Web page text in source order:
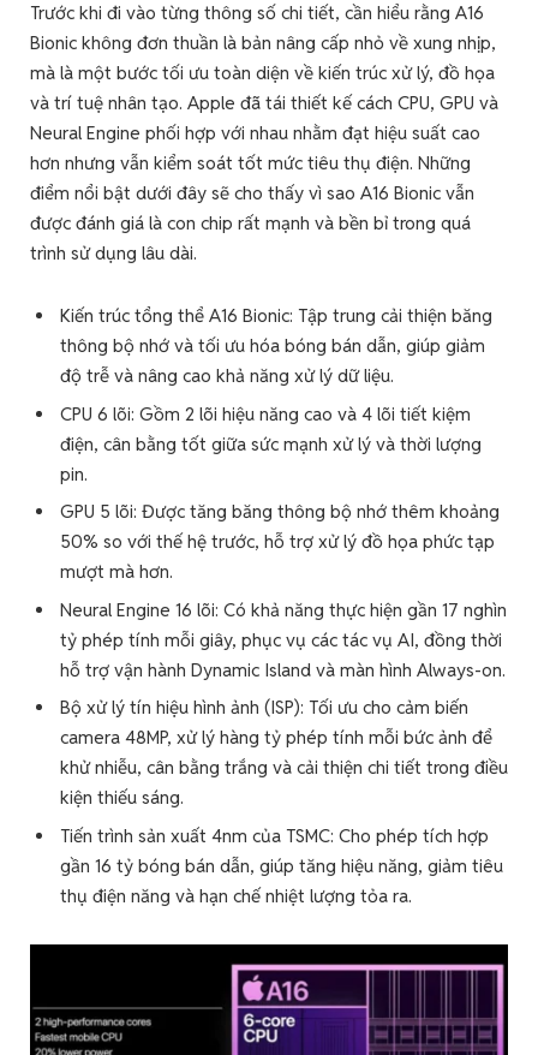
Trước khi đi vào từng thông số chi tiết, cần hiểu rằng A16
Bionic không đơn thuần là bản nâng cấp nhỏ về xung nhịp,
mà là một bước tối ưu toàn diện về kiến trúc xử lý, đồ họa
và trí tuệ nhân tạo. Apple đã tái thiết kế cách CPU, GPU và
Neural Engine phối hợp với nhau nhằm đạt hiệu suất cao
hơn nhưng vẫn kiểm soát tốt mức tiêu thụ điện. Những
điểm nổi bật dưới đây sẽ cho thấy vì sao A16 Bionic vẫn
được đánh giá là con chip rất mạnh và bền bỉ trong quá
trình sử dụng lâu dài.
Kiến trúc tổng thể A16 Bionic: Tập trung cải thiện băng
thông bộ nhớ và tối ưu hóa bóng bán dẫn, giúp giảm
độ trễ và nâng cao khả năng xử lý dữ liệu.
CPU 6 lõi: Gồm 2 lõi hiệu năng cao và 4 lõi tiết kiệm
điện, cân bằng tốt giữa sức mạnh xử lý và thời lượng
pin.
GPU 5 lõi: Được tăng băng thông bộ nhớ thêm khoảng
50% so với thế hệ trước, hỗ trợ xử lý đồ họa phức tạp
mượt mà hơn.
Neural Engine 16 lõi: Có khả năng thực hiện gần 17 nghìn
tỷ phép tính mỗi giây, phục vụ các tác vụ AI, đồng thời
hỗ trợ vận hành Dynamic Island và màn hình Always-on.
Bộ xử lý tín hiệu hình ảnh (ISP): Tối ưu cho cảm biến
camera 48MP, xử lý hàng tỷ phép tính mỗi bức ảnh để
khử nhiễu, cân bằng trắng và cải thiện chi tiết trong điều
kiện thiếu sáng.
Tiến trình sản xuất 4nm của TSMC: Cho phép tích hợp
gần 16 tỷ bóng bán dẫn, giúp tăng hiệu năng, giảm tiêu
thụ điện năng và hạn chế nhiệt lượng tỏa ra.